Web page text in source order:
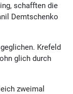
schafften die
Demtschenko
Krefeld
glich durch
zweimal